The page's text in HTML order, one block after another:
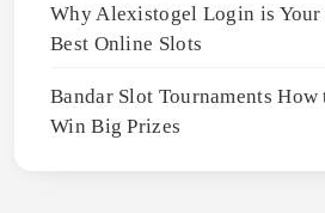
Why Alexistogel Login is Your
Best Online Slots
Bandar Slot Tournaments How
Win Big Prizes